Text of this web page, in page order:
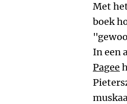
Met
boek
In een
Pagee